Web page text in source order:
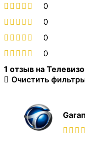
0
0
0
0
1 отзыв на
Очистить